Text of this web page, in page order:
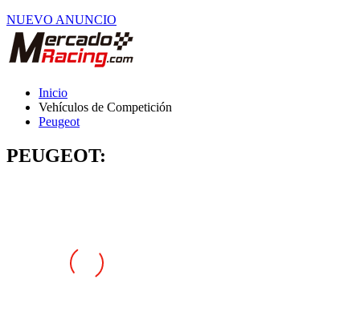
NUEVO ANUNCIO
Inicio
Vehículos de Competición
Peugeot
PEUGEOT: